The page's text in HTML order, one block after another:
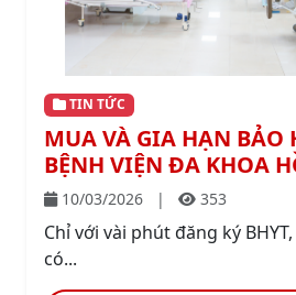
TIN TỨC
MUA VÀ GIA HẠN BẢO
BỆNH VIỆN ĐA KHOA
10/03/2026 | 353
Chỉ với vài phút đăng ký
có...